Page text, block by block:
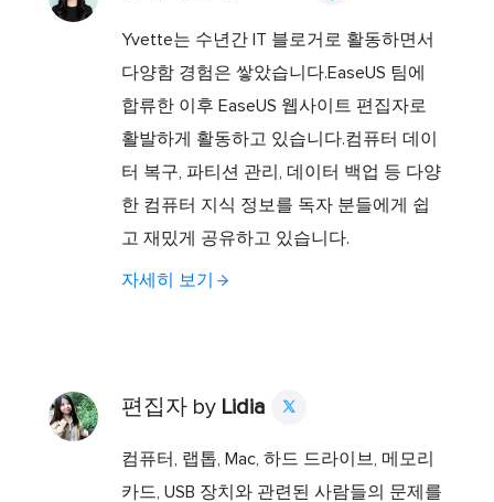
Yvette는 수년간 IT 블로거로 활동하면서
다양함 경험은 쌓았습니다.EaseUS 팀에
합류한 이후 EaseUS 웹사이트 편집자로
활발하게 활동하고 있습니다.컴퓨터 데이
터 복구, 파티션 관리, 데이터 백업 등 다양
한 컴퓨터 지식 정보를 독자 분들에게 쉽
고 재밌게 공유하고 있습니다.
자세히 보기
편집자 by Lidia 
컴퓨터, 랩톱, Mac, 하드 드라이브, 메모리
카드, USB 장치와 관련된 사람들의 문제를